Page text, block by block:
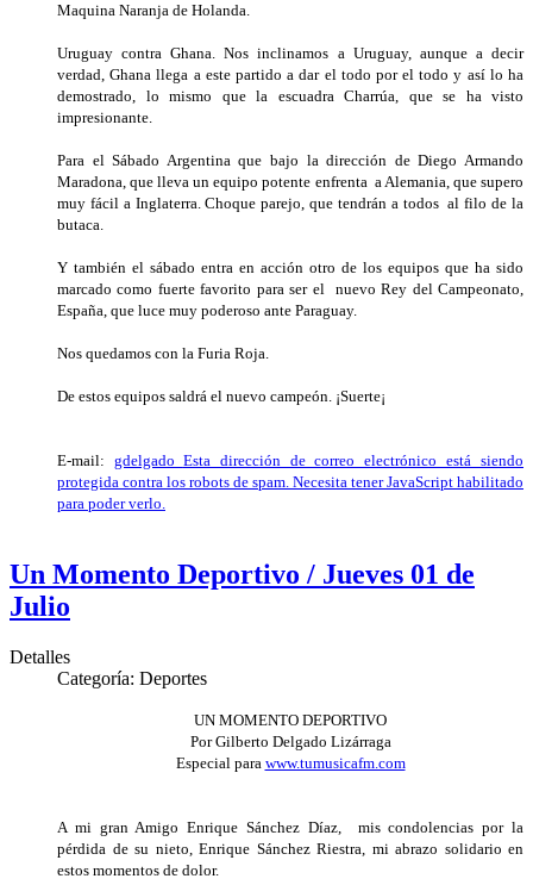
Maquina Naranja de Holanda.
Uruguay contra Ghana. Nos inclinamos a Uruguay, aunque a decir
verdad, Ghana llega a este partido a dar el todo por el todo y así lo ha
demostrado, lo mismo que la escuadra Charrúa, que se ha visto
impresionante.
Para el Sábado Argentina que bajo la dirección de Diego Armando
Maradona, que lleva un equipo potente enfrenta a Alemania, que supero
muy fácil a Inglaterra. Choque parejo, que tendrán a todos al filo de la
butaca.
Y también el sábado entra en acción otro de los equipos que ha sido
marcado como fuerte favorito para ser el nuevo Rey del Campeonato,
España, que luce muy poderoso ante Paraguay.
Nos quedamos con la Furia Roja.
De estos equipos saldrá el nuevo campeón. ¡Suerte¡
E-mail: gdelgado_ Esta dirección de correo electrónico está siendo
protegida contra los robots de spam. Necesita tener JavaScript habilitado
para poder verlo.
Un Momento Deportivo / Jueves 01 de
Julio
Detalles
Categoría: Deportes
UN MOMENTO DEPORTIVO
Por Gilberto Delgado Lizárraga
Especial para www.tumusicafm.com
A mi gran Amigo Enrique Sánchez Díaz, mis condolencias por la
pérdida de su nieto, Enrique Sánchez Riestra, mi abrazo solidario en
estos momentos de dolor.